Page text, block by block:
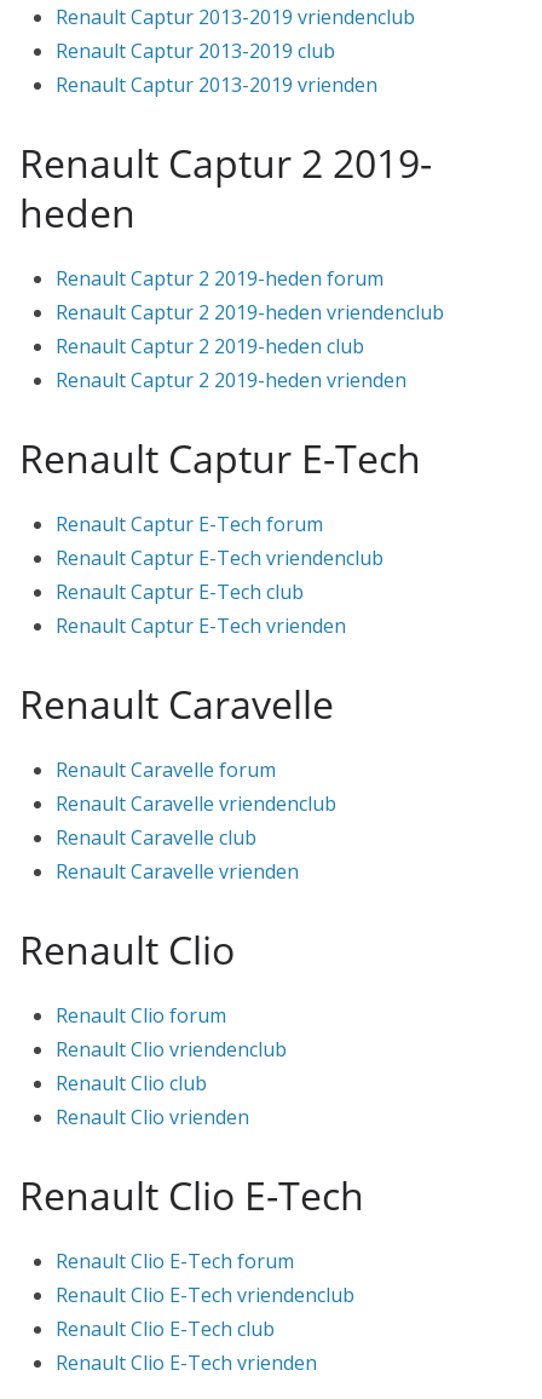
Renault Captur 2013-2019 vriendenclub
Renault Captur 2013-2019 club
Renault Captur 2013-2019 vrienden
Renault Captur 2 2019-
heden
Renault Captur 2 2019-heden forum
Renault Captur 2 2019-heden vriendenclub
Renault Captur 2 2019-heden club
Renault Captur 2 2019-heden vrienden
Renault Captur E-Tech
Renault Captur E-Tech forum
Renault Captur E-Tech vriendenclub
Renault Captur E-Tech club
Renault Captur E-Tech vrienden
Renault Caravelle
Renault Caravelle forum
Renault Caravelle vriendenclub
Renault Caravelle club
Renault Caravelle vrienden
Renault Clio
Renault Clio forum
Renault Clio vriendenclub
Renault Clio club
Renault Clio vrienden
Renault Clio E-Tech
Renault Clio E-Tech forum
Renault Clio E-Tech vriendenclub
Renault Clio E-Tech club
Renault Clio E-Tech vrienden